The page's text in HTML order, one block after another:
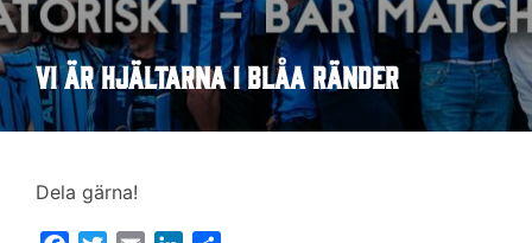
Vi är hjältarna i blåa ränder
Dela gärna!